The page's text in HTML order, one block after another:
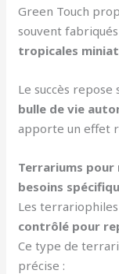
Green Touch
souvent
tropicales
Le succès
bulle de vie
apporte un effet
Terrariums
besoins
Les
contrôlé pour
Ce type de
précise :